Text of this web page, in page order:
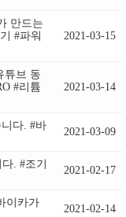
만드는
#파워
2021-03-15
튜브 동
#리튬
2021-03-14
다. #바
2021-03-09
. #조기
2021-02-17
이카가
2021-02-14